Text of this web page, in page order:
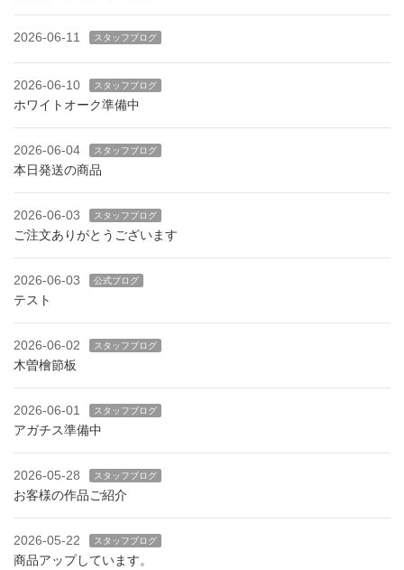
2026-06-11 スタッフブログ
2026-06-10 スタッフブログ
ホワイトオーク準備中
2026-06-04 スタッフブログ
本日発送の商品
2026-06-03 スタッフブログ
ご注文ありがとうございます
2026-06-03 公式ブログ
テスト
2026-06-02 スタッフブログ
木曽檜節板
2026-06-01 スタッフブログ
アガチス準備中
2026-05-28 スタッフブログ
お客様の作品ご紹介
2026-05-22 スタッフブログ
商品アップしています。